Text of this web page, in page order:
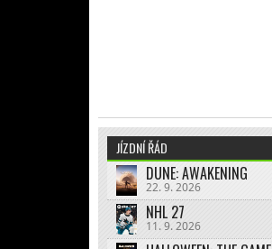
JÍZDNÍ ŘÁD
DUNE: AWAKENING
22. 9. 2026
NHL 27
11. 9. 2026